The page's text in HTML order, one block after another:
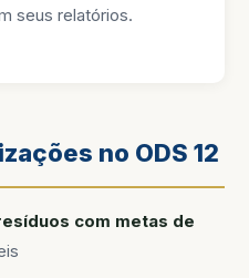
seus relatórios.
no ODS 12
com metas de